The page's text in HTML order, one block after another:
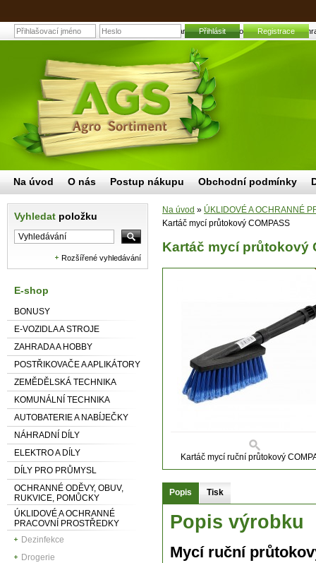
Kartáč mycí průtokový COMPASS |
Přihlásit Registrace
Vyhledat položku
Rozšířené vyhledávání
E-shop
BONUSY
E-VOZIDLA A STROJE
ZAHRADA A HOBBY
POSTŘIKOVAČE A APLIKÁTORY
ZEMĚDĚLSKÁ TECHNIKA
KOMUNÁLNÍ TECHNIKA
AUTOBATERIE A NABÍJEČKY
NÁHRADNÍ DÍLY
ELEKTRO A DÍLY
DÍLY PRO PRŮMYSL
OCHRANNÉ ODĚVY, OBUV,
RUKVICE, POMŮCKY
ÚKLIDOVÉ A OCHRANNÉ
PRACOVNÍ PROSTŘEDKY
Dezinfekce
Drogerie
Na úvod » ÚKLIDOVÉ A OCHRANNÉ
Kartáč mycí průtokový COMPASS
Kartáč mycí průtokový
Kartáč mycí ruční průtokový
Popis Tisk
Popis výrobku
Mycí ruční
Na úvod O nás Postup nákupu Obchodní podmínky